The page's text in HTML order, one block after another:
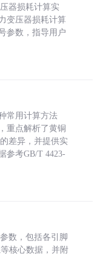
压器损耗计算实
变压器损耗计算
参数，指导用户
常用计算方法
重点解析了黄铜
差异，并提供实
参考GB/T 4423-
数，包括各引脚
核心数据，并附